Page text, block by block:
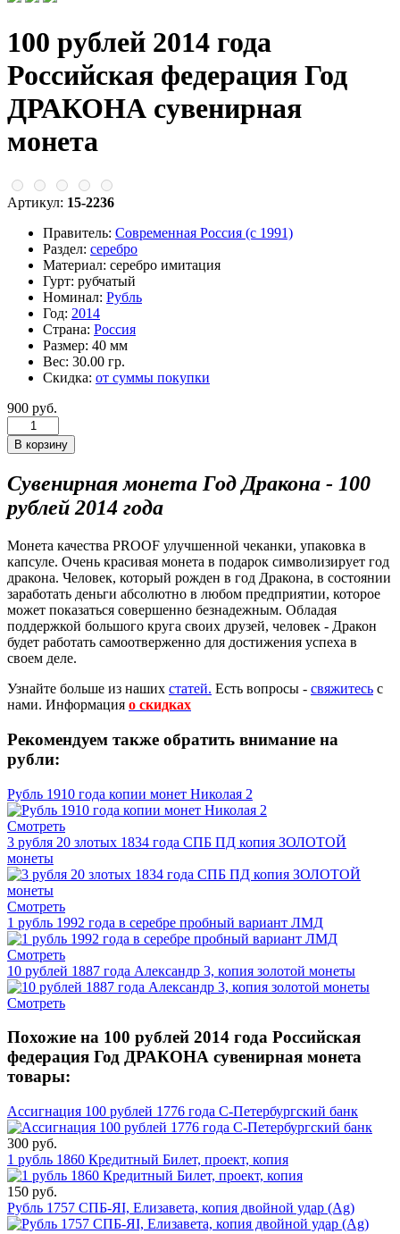
100 рублей 2014 года
Российская федерация Год
ДРАКОНА сувенирная
монета
Артикул: 15-2236
Правитель: Современная Россия (c 1991)
Раздел: серебро
Материал: серебро имитация
Гурт: рубчатый
Номинал: Рубль
Год: 2014
Страна: Россия
Размер: 40 мм
Вес: 30.00 гр.
Скидка: от суммы покупки
900 руб.
Сувенирная монета Год Дракона - 100
рублей 2014 года
Монета качества PROOF улучшенной чеканки, упаковка в
капсуле. Очень красивая монета в подарок символизирует год
дракона. Человек, который рожден в год Дракона, в состоянии
заработать деньги абсолютно в любом предприятии, которое
может показаться совершенно безнадежным. Обладая
поддержкой большого круга своих друзей, человек - Дракон
будет работать самоотверженно для достижения успеха в
своем деле.
Узнайте больше из наших статей. Есть вопросы - свяжитесь с
нами. Информация о скидках
Рекомендуем также обратить внимание на
рубли:
Рубль 1910 года копии монет Николая 2
Смотреть
3 рубля 20 злотых 1834 года СПБ ПД копия ЗОЛОТОЙ
монеты
Смотреть
1 рубль 1992 года в серебре пробный вариант ЛМД
Смотреть
10 рублей 1887 года Александр 3, копия золотой монеты
Смотреть
Похожие на 100 рублей 2014 года Российская
федерация Год ДРАКОНА сувенирная монета
товары:
Ассигнация 100 рублей 1776 года С-Петербургский банк
300 руб.
1 рубль 1860 Кредитный Билет, проект, копия
150 руб.
Рубль 1757 СПБ-ЯI, Елизавета, копия двойной удар (Ag)